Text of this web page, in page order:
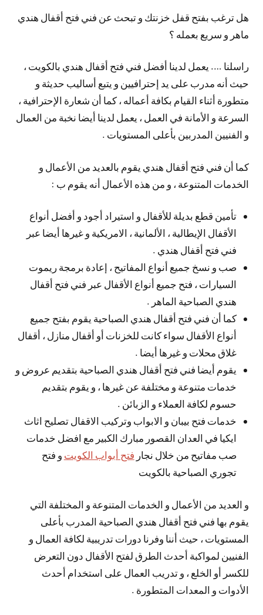
هل ترغب بفتح قفل خزنتك و تبحث عن فني فتح أقفال هندي
ماهر و سريع بعمله ؟
راسلنا …. يعمل لدينا أفضل فني فتح أقفال هندي بالكويت ،
حيث أنه مدرب على يد إحترافيين و يتبع أساليب حديثة و
متطورة أثناء القيام بكافة أعماله ، كما أن شعارة الإحترافية ،
السرعة و الأمانة في العمل ، يعمل لدينا أيضا نخبة من العمال
و الفنيين المدربين بأعلى المستويات .
كما أن فني فتح أقفال هندي يقوم بالعديد من الأعمال و
الخدمات المتنوعة ، و من هذه الأعمال أنه يقوم ب :
تأمين قطع بديلة للأقفال و استيراد أجود و أفضل أنواع
الأقفال الإيطالية ، الألمانية ، الامريكية و غيرها أيضا عبر
فني فتح أقفال هندي .
صب و نسخ جميع أنواع المفاتيح ، إعادة برمجة ريموت
السيارات ، فتح جميع أنواع الأقفال عبر فني فتح أقفال
هندي الصباحية الماهر .
كما أن فني فتح أقفال هندي الصباحية يقوم بفتح جميع
أنواع الأقفال سواء كانت للخزنات أو أقفال منازل ، أقفال
غلاق محلات و غيرها أيضا .
يقوم أيضا فني فتح أقفال هندي الصباحية بتقديم عروض و
خدمات متنوعة و مختلفة عن غيرها ، و يقوم بتقديم
حسوم لكافة العملاء و الزبائن .
خدمات فتح بيبان و الابواب وتركيب الاقفال تصليح اثاث
ايكيا في العدان القصور مبارك الكبير مع افضل خدمات
صب مفاتيح من خلال نجار فتح أبواب الكويت و فتح
تجوري الصباحية بالكويت
و العديد من الأعمال و الخدمات المتنوعة و المختلفة التي
يقوم بها فني فتح أقفال هندي الصباحية المدرب بأعلى
المستويات ، حيث أننا وفرنا دورات تدريبية لكافة العمال و
الفنيين لمواكبة أحدث الطرق لفتح الأقفال دون التعرض
للكسر أو الخلع ، و تدريب العمال على استخدام أحدث
الأدوات و المعدات المتطورة .